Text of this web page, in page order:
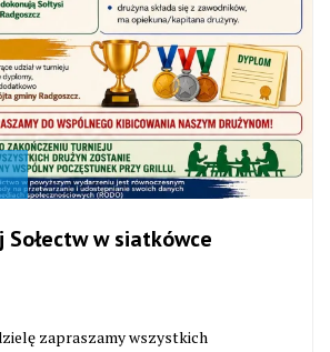
Sołectw w siatkówce
zapraszamy wszystkich